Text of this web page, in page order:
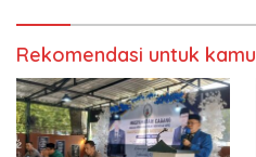
Rekomendasi untuk kamu